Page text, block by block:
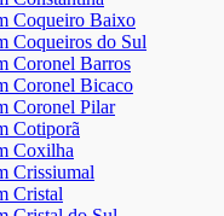
Coqueiro Baixo
Coqueiros do Sul
Coronel Barros
Coronel Bicaco
Coronel Pilar
Cotiporã
Coxilha
Crissiumal
Cristal